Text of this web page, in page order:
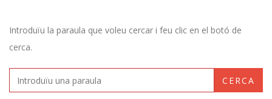
Introduïu la paraula que voleu cercar i feu clic en el botó de
cerca.
CERCA